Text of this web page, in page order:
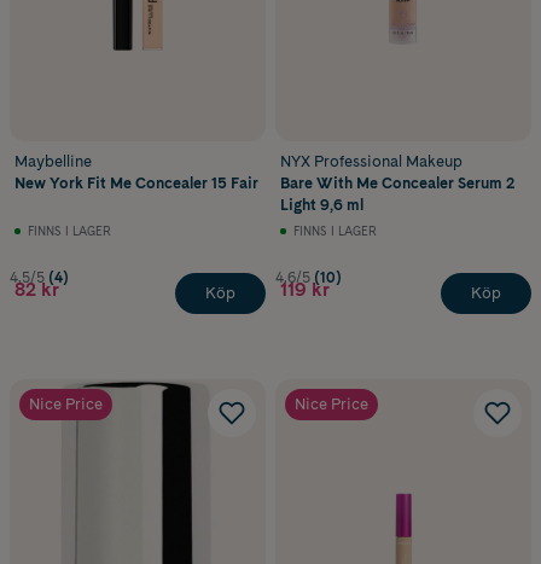
Maybelline
New York Fit Me Concealer 15 Fair
FINNS I LAGER
4.5/5 (4)
82 kr Köp
NYX Professional Makeup
Bare With Me Concealer Serum 2
Light 9,6 ml
FINNS I LAGER
4.6/5 (10)
119 kr Köp
Nice Price Nice Price